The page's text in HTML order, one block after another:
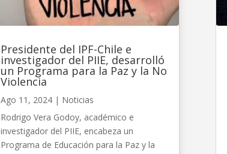
Presidente del IPF-Chile e
investigador del PIIE, desarrolló
un Programa para la Paz y la No
Violencia
Ago 11, 2024| Noticias
Rodrigo Vera Godoy, académico e
investigador del PIIE, encabeza un
Programa de Educación para la Paz y la